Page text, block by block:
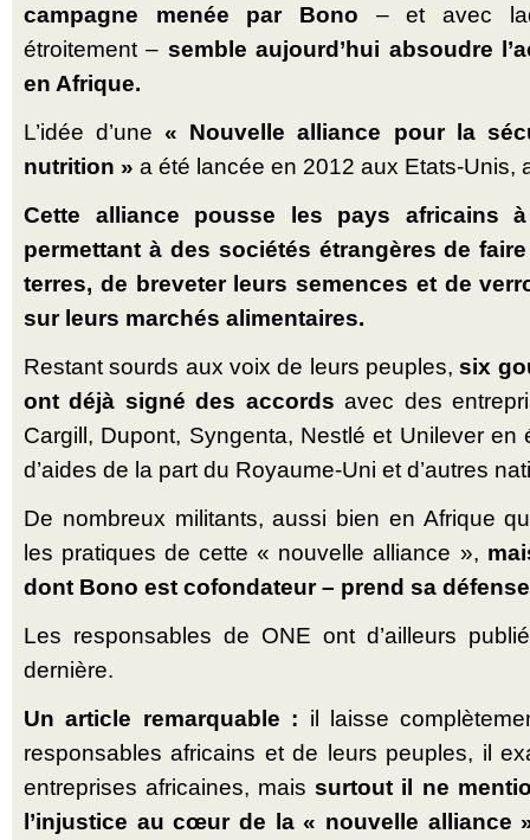
campagne menée par Bono – et avec
étroitement – semble aujourd’hui absoudre
en Afrique.
L’idée d’une« Nouvelle alliance pour la
nutrition » a été lancée en 2012 aux Etats-Unis,
Cette alliance pousse les pays africains
permettant à des sociétés étrangères de
terres, de breveter leurs semences et de
sur leurs marchés alimentaires.
Restant sourds aux voix de leurs peuples,six
ont déjà signé des accords avec des
Cargill, Dupont, Syngenta, Nestlé et Unilever
d’aides de la part du Royaume-Uni et d’autres
De nombreux militants, aussi bien en Afrique
les pratiques de cette « nouvelle alliance »,
dont Bono est cofondateur – prend sa
Les responsables de ONE ont d’ailleurs
dernière.
Un article remarquable : il laisse
responsables africains et de leurs peuples, il
entreprises africaines, maissurtout il ne
l’injustice au cœur de la « nouvelle alliance